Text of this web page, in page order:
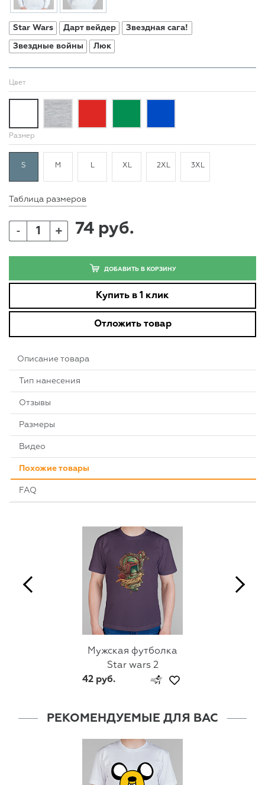
Star Wars Дарт вейдер Звездная сага!
Звездные войны Люк
Цвет
Размер
S M L XL 2XL 3XL
Таблица размеров
- + 74 руб.
ДОБАВИТЬ В КОРЗИНУ
Купить в 1 клик
Отложить товар
Описание товара
Тип нанесения
Отзывы
Размеры
Видео
Похожие товары
FAQ
Мужская футболка
Star wars 2
42 руб.
РЕКОМЕНДУЕМЫЕ ДЛЯ ВАС